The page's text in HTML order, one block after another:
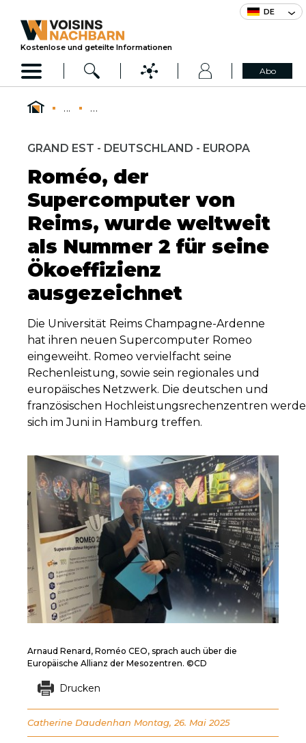
DE
Kostenlose und geteilte Informationen
Abo
... ...
GRAND EST - DEUTSCHLAND - EUROPA
Roméo, der
Supercomputer von
Reims, wurde weltweit
als Nummer 2 für seine
Ökoeffizienz
ausgezeichnet
Die Universität Reims Champagne-Ardenne
hat ihren neuen Supercomputer Romeo
eingeweiht. Romeo vervielfacht seine
Rechenleistung, sowie sein regionales und
europäisches Netzwerk. Die deutschen und
französischen Hochleistungsrechenzentren
sich im Juni in Hamburg treffen.
Arnaud Renard, Roméo CEO, sprach auch über die
Europäische Allianz der Mesozentren. ©CD
Drucken
Catherine Daudenhan Montag, 26. Mai 2025